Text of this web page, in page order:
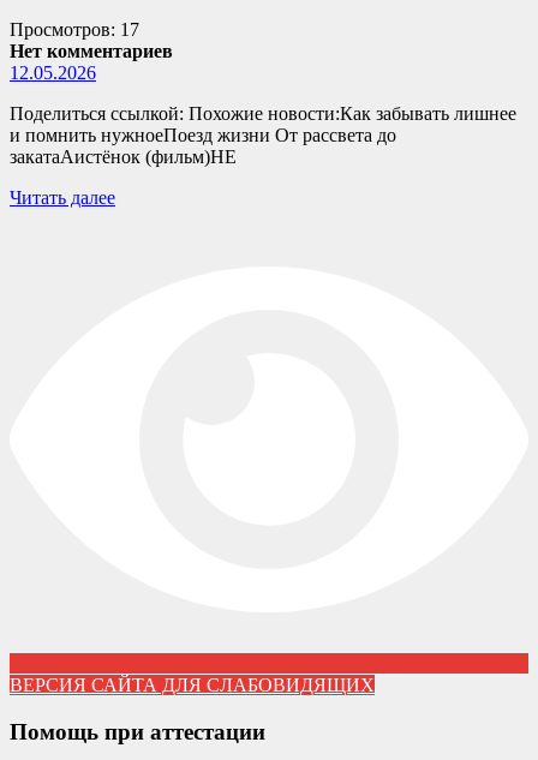
Просмотров: 17
Нет комментариев
12.05.2026
Поделиться ссылкой: Похожие новости:Как забывать лишнее
и помнить нужноеПоезд жизни От рассвета до
закатаАистёнок (фильм)НЕ
Читать далее
ВЕРСИЯ САЙТА ДЛЯ СЛАБОВИДЯЩИХ
Помощь при аттестации